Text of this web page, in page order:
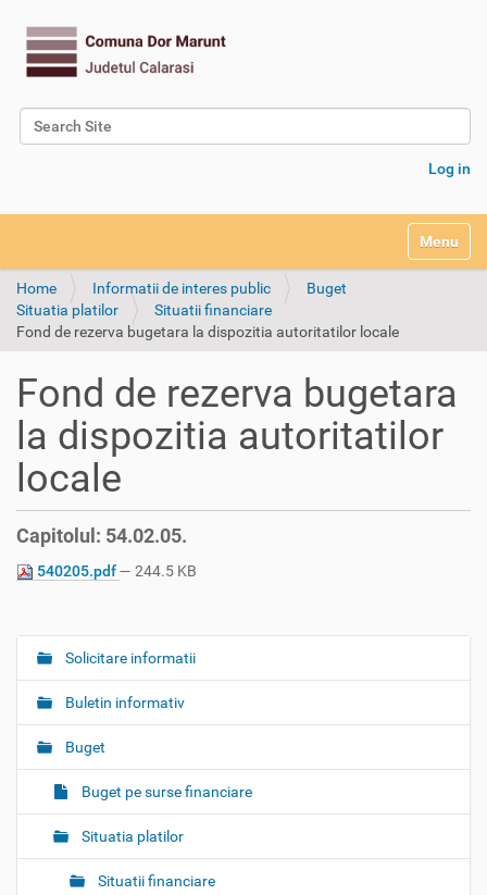
Search Site
Log in
Toggle
Home Informatii de interes public
Buget
Situatia platilor
Situatii financiare
Fond de rezerva bugetara la dispozitia autoritatilor locale
Fond de rezerva bugetara
la dispozitia autoritatilor
locale
Capitolul: 54.02.05.
540205.pdf— 244.5 KB
N
i
g
i
Solicitare informatii
Buletin informativ
Buget
Buget pe surse financiare
Situatia platilor
Situatii financiare